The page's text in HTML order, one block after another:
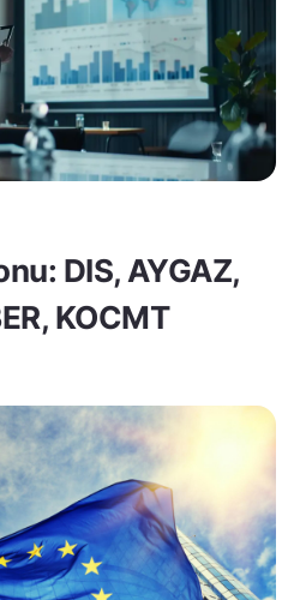
DIS, AYGAZ,
KOCMT